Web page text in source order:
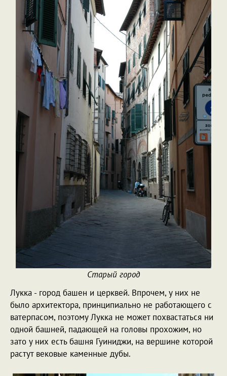
Старый город
Лукка - город башен и церквей. Впрочем, у них не
было архитектора, принципиально не работающего с
ватерпасом, поэтому Лукка не может похвастаться ни
одной башней, падающей на головы прохожим, но
зато у них есть башня Гуиниджи, на вершине которой
растут вековые каменные дубы.